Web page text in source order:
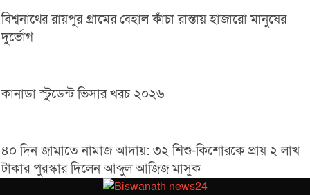
বিশ্বনাথের রায়পুর গ্রামের বেহাল কাঁচা রাস্তায় হাজারো মানুষের
দুর্ভোগ
কানাডা স্টুডেন্ট ভিসার খরচ ২০২৬
৪০ দিন জামাতে নামাজ আদায়: ৩২ শিশু-কিশোরকে প্রায় ২ লাখ
টাকার পুরস্কার দিলেন আব্দুল আজিজ মাসুক